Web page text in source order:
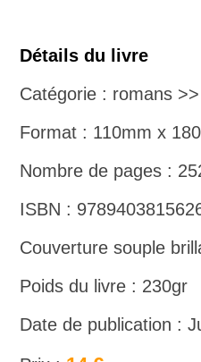
Détails du livre
Catégorie : romans
Format : 110mm x
Nombre de pages :
ISBN :
Couverture souple
Poids du livre : 230gr
Date de publication :